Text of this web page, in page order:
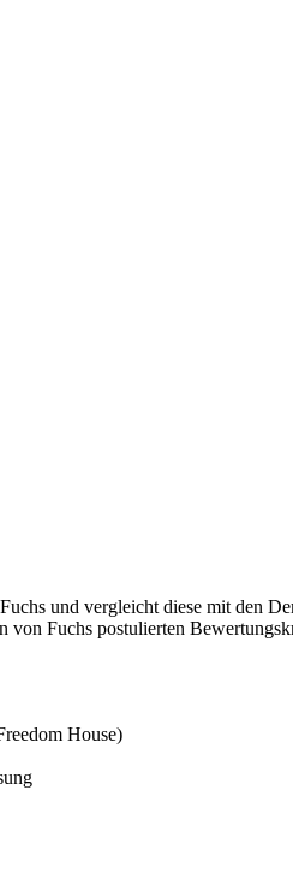
und vergleicht diese mit den
Fuchs postulierten
House)